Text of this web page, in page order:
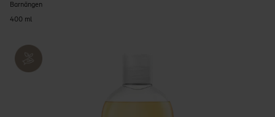
Barnängen
400 ml